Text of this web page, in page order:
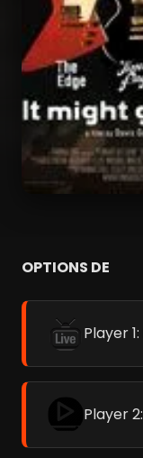
OPTIONS DE
Player 1:
Player 2: